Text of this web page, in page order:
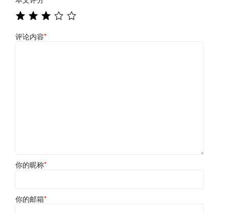
评论内容*
你的昵称*
你的邮箱*